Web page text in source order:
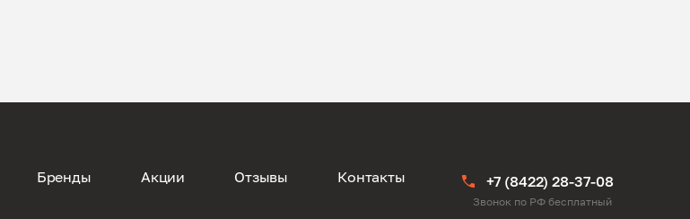
+7 (8422) 28-37-08
Звонок по РФ бесплатный
Бренды Акции Отзывы Контакты